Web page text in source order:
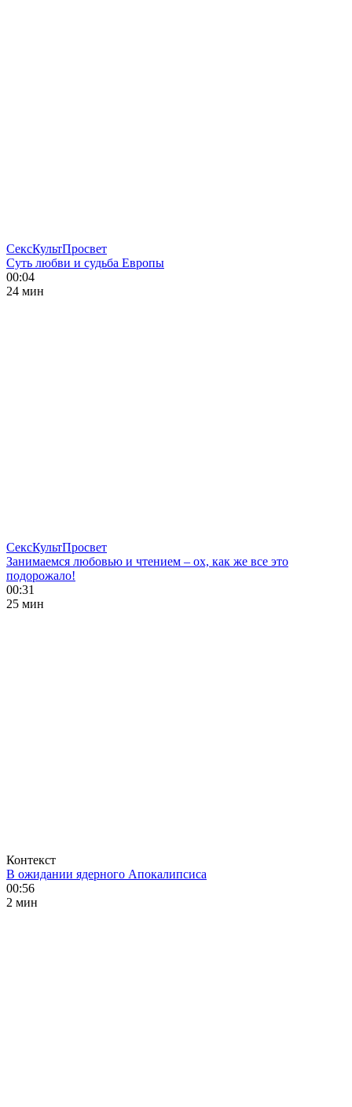
СексКультПросвет
Суть любви и судьба Европы
00:04
24 мин
СексКультПросвет
Занимаемся любовью и чтением – ох, как же все это
подорожало!
00:31
25 мин
Контекст
В ожидании ядерного Апокалипсиса
00:56
2 мин